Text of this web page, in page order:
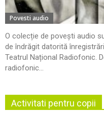
Povesti audio
O colecție de povești audio
de îndrăgit datorită
Teatrul Național Radiofonic.
radiofonic...
Activitati pentru copii